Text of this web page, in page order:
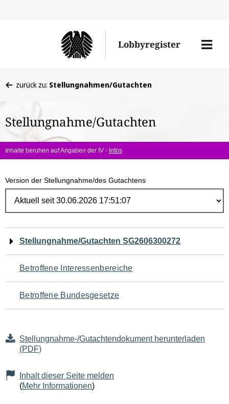
Lobbyregister
Menü
befinden
hier:
zurück zu: Stellungnahmen/Gutachten
Stellungnahme/Gutachten
Inhalte beruhen auf Angaben der IV - Infos
Version der Stellungnahme/des Gutachtens
Navigation
für
den
Seiteninhalt
Stellungnahme/Gutachten SG2606300272
Betroffene Interessenbereiche
Betroffene Bundesgesetze
Stellungnahme-/Gutachtendokument herunterladen
(PDF)
Inhalt dieser Seite melden
(Mehr Informationen)